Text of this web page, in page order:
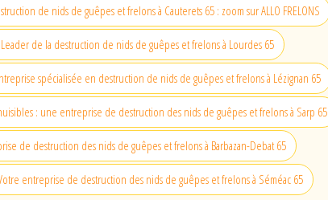
de nids de guêpes et frelons à Cauterets 65 : zoom sur ALLO FRELONS
de la destruction de nids de guêpes et frelons à Lourdes 65
spécialisée en destruction de nids de guêpes et frelons à Lézignan 65
: une entreprise de destruction des nids de guêpes et frelons à Sarp 65
de destruction des nids de guêpes et frelons à Barbazan-Debat 65
entreprise de destruction des nids de guêpes et frelons à Séméac 65